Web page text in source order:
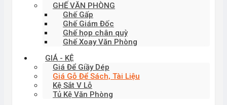
GHẾ VĂN PHÒNG
Ghế Gấp
Ghế Giám Đốc
Ghế họp chân quỳ
Ghế Xoay Văn Phòng
GIÁ - KỆ
Giá Để Giầy Dép
Giá Gỗ Để Sách, Tài Liệu
Kệ Sắt V Lỗ
Tủ Kệ Văn Phòng